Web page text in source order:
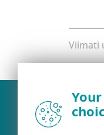
Viimati